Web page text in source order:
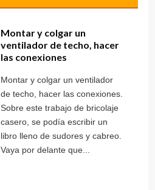
Montar y colgar un
ventilador de techo, hacer
las conexiones
Montar y colgar un ventilador
de techo, hacer las conexiones.
Sobre este trabajo de bricolaje
casero, se podía escribir un
libro lleno de sudores y cabreo.
Vaya por delante que...